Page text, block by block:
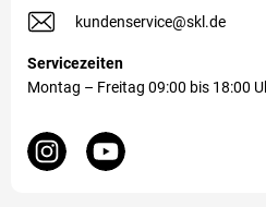
kundenservice@skl.de
Servicezeiten
Montag – Freitag 09:00 bis 18:00